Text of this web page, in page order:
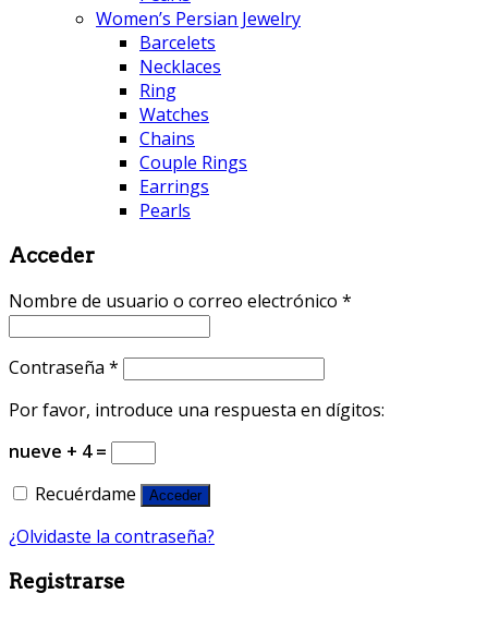
Women’s Persian Jewelry
Barcelets
Necklaces
Ring
Watches
Chains
Couple Rings
Earrings
Pearls
Acceder
Nombre de usuario o correo electrónico *
Contraseña *
Por favor, introduce una respuesta en dígitos:
nueve + 4 =
Recuérdame
Acceder
¿Olvidaste la contraseña?
Registrarse